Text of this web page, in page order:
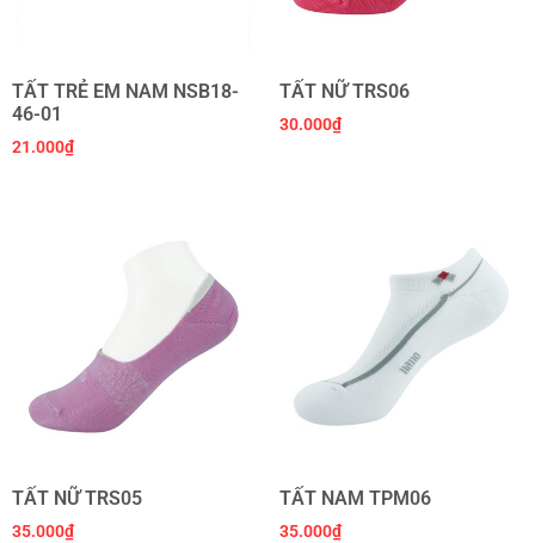
TẤT TRẺ EM NAM NSB18-
46-01
21.000₫
TẤT NỮ TRS06
30.000₫
TẤT NỮ TRS05
35.000₫
TẤT NAM TPM06
35.000₫